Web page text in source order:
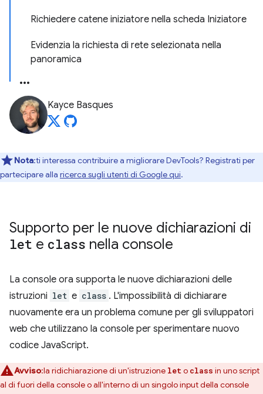
Richiedere catene iniziatore nella scheda Iniziatore
Evidenzia la richiesta di rete selezionata nella
panoramica
Kayce Basques
Nota:ti interessa contribuire a migliorare DevTools? Registrati per
partecipare alla ricerca sugli utenti di Google qui.
Supporto per le nuove dichiarazioni di
let e class nella console
La console ora supporta le nuove dichiarazioni delle
istruzioni let e class . L'impossibilità di dichiarare
nuovamente era un problema comune per gli sviluppatori
web che utilizzano la console per sperimentare nuovo
codice JavaScript.
Avviso:la ridichiarazione di un'istruzione let o class in uno script
al di fuori della console o all'interno di un singolo input della console